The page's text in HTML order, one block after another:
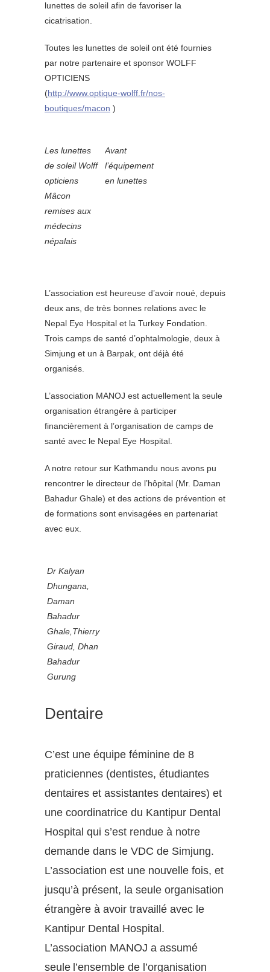
lunettes de soleil afin de favoriser la
cicatrisation.
Toutes les lunettes de soleil ont été fournies
par notre partenaire et sponsor WOLFF
OPTICIENS
(http://www.optique-wolff.fr/nos-
boutiques/macon )
Les lunettes
de soleil Wolff
opticiens
Mâcon
remises aux
médecins
népalais
Avant
l’équipement
en lunettes
L’association est heureuse d’avoir noué, depuis
deux ans, de très bonnes relations avec le
Nepal Eye Hospital et la Turkey Fondation.
Trois camps de santé d’ophtalmologie, deux à
Simjung et un à Barpak, ont déjà été
organisés.
L’association MANOJ est actuellement la seule
organisation étrangère à participer
financièrement à l’organisation de camps de
santé avec le Nepal Eye Hospital.
A notre retour sur Kathmandu nous avons pu
rencontrer le directeur de l’hôpital (Mr. Daman
Bahadur Ghale) et des actions de prévention et
de formations sont envisagées en partenariat
avec eux.
Dr Kalyan
Dhungana,
Daman
Bahadur
Ghale,Thierry
Giraud, Dhan
Bahadur
Gurung
Dentaire
C’est une équipe féminine de 8
praticiennes (dentistes, étudiantes
dentaires et assistantes dentaires) et
une coordinatrice du Kantipur Dental
Hospital qui s’est rendue à notre
demande dans le VDC de Simjung.
L’association est une nouvelle fois, et
jusqu’à présent, la seule organisation
étrangère à avoir travaillé avec le
Kantipur Dental Hospital.
L’association MANOJ a assumé
seule l’ensemble de l’organisation